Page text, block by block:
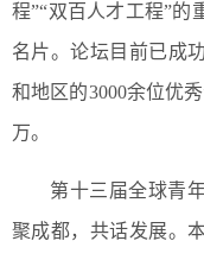
程”“双百人才工程”的
名片。论坛目前已成
和地区的3000余位优
万。
第十三届全球青
聚成都，共话发展。